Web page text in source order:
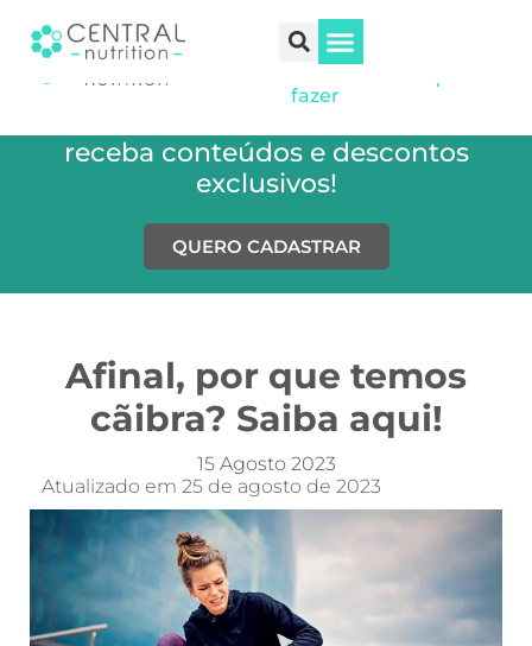
Tipos de colesterol:
causas, como
fazer
receba conteúdos e descontos
exclusivos!
QUERO CADASTRAR
Afinal, por que temos
cãibra? Saiba aqui!
15 Agosto 2023
Atualizado em 25 de agosto de 2023